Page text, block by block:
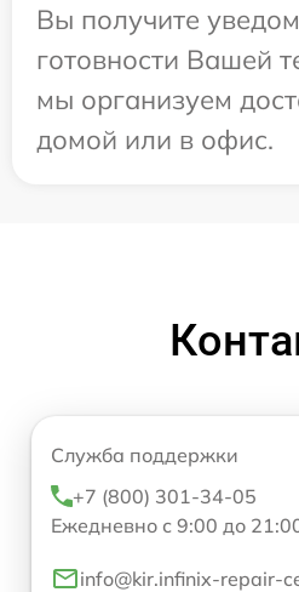
Вы получите
готовности Вашей
мы организуем
домой или в офис.
Служба поддержки
+7 (800) 301-34-05
Ежедневно с 9:00 до
info@kir.infinix-repair-